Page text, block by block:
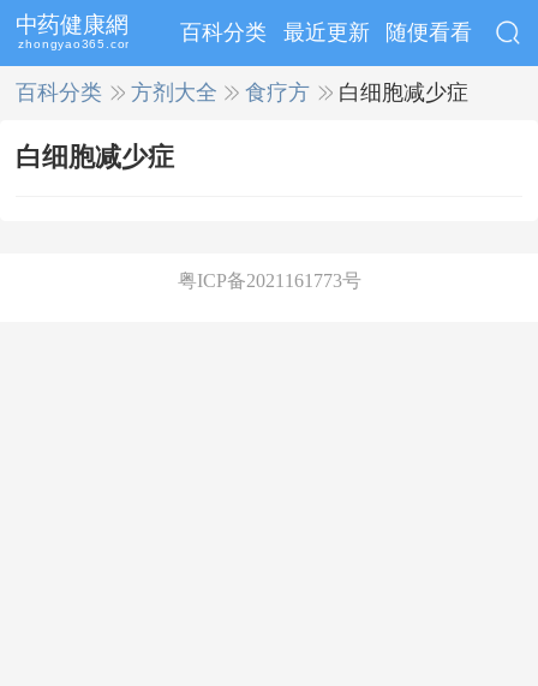
百科分类 最近更新 随便看看
百科分类 >>方剂大全 >>食疗方 >>白细胞减少症
白细胞减少症
粤ICP备2021161773号